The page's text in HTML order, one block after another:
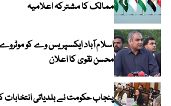
ممالک کا مشترکہ اعلامیہ
اسلام آباد ایکسپریس وے کو
محسن نقوی کا اعلان